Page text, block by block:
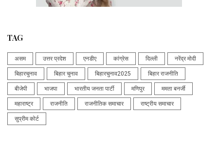
TAG
असम उत्तर प्रदेश एनडीए कांग्रेस दिल्ली नरेंद्र मोदी
बिहारचुनाव बिहार चुनाव बिहारचुनाव2025 बिहार राजनीति
बीजेपी भाजपा भारतीय जनता पार्टी मणिपुर ममता बनर्जी
महाराष्ट्र राजनीति राजनीतिक समाचार राष्ट्रीय समाचार
सुप्रीम कोर्ट